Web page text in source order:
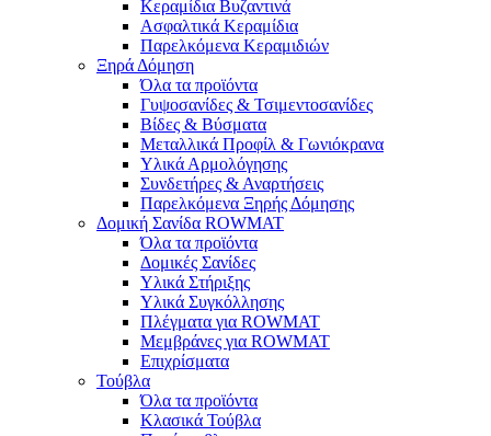
Κεραμίδια Βυζαντινά
Ασφαλτικά Κεραμίδια
Παρελκόμενα Κεραμιδιών
Ξηρά Δόμηση
Όλα τα προϊόντα
Γυψοσανίδες & Τσιμεντοσανίδες
Βίδες & Βύσματα
Μεταλλικά Προφίλ & Γωνιόκρανα
Υλικά Αρμολόγησης
Συνδετήρες & Αναρτήσεις
Παρελκόμενα Ξηρής Δόμησης
Δομική Σανίδα ROWMAT
Όλα τα προϊόντα
Δομικές Σανίδες
Υλικά Στήριξης
Υλικά Συγκόλλησης
Πλέγματα για ROWMAT
Μεμβράνες για ROWMAT
Επιχρίσματα
Τούβλα
Όλα τα προϊόντα
Κλασικά Τούβλα